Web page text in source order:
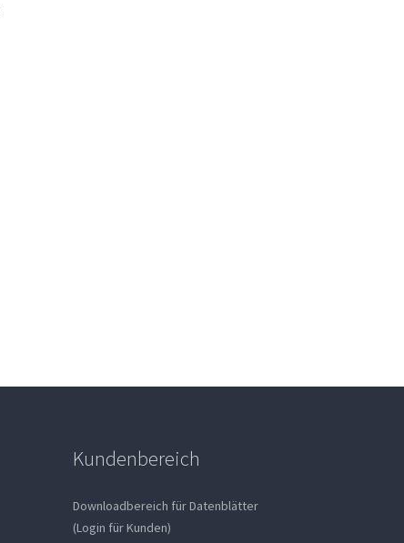
Kundenbereich
Downloadbereich für Datenblätter
(Login für Kunden)